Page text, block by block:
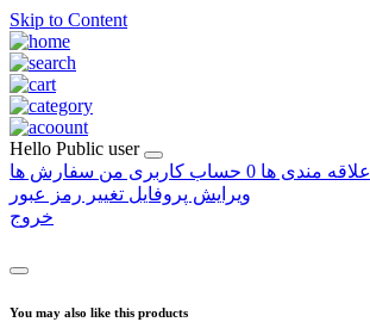
Skip to Content
Hello Public user
علاقه مندی ها 0 حساب کاربری من سفارش ها
ویرایش پروفایل تغییر رمز عبور
خروج
You may also like this products